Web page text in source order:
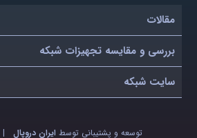
مقالات
بررسی و مقایسه تجهیزات شبکه
سایت شبکه
توسعه و پشتیبانی توسط ایران دروپال|